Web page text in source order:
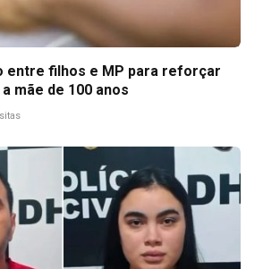
entre filhos e MP para reforçar
mãe de 100 anos